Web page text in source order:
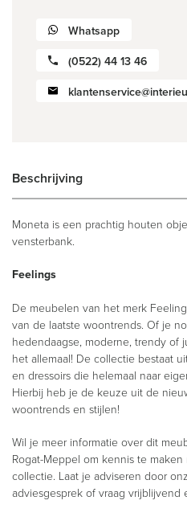
Whatsapp
(0522) 44 13 46
Beschrijving
Moneta is een prachtig houten
vensterbank.
Feelings
De meubelen van het merk
van de laatste woontrends. Of je
hedendaagse, moderne, trendy of
het allemaal! De collectie bestaat
en dressoirs die helemaal naar
Hierbij heb je de keuze uit de
woontrends en stijlen!
Wil je meer informatie over dit
Rogat-Meppel om kennis te
collectie. Laat je adviseren door
adviesgesprek of vraag vrijblijvend